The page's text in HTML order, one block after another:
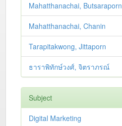
Mahatthanachai, Butsaraporn
Mahatthanachai, Chanin
Tarapitakwong, Jittaporn
ธาราพิทักษ์วงศ์, จิตราภรณ์
Subject
Digital Marketing